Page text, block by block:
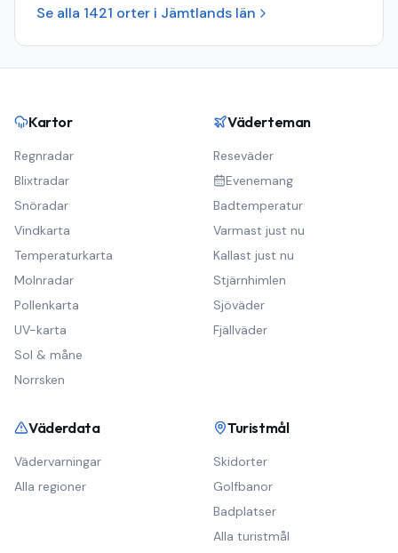
Se alla 1421 orter i Jämtlands län
Kartor
Regnradar
Blixtradar
Snöradar
Vindkarta
Temperaturkarta
Molnradar
Pollenkarta
UV-karta
Sol & måne
Norrsken
Väderteman
Reseväder
Evenemang
Badtemperatur
Varmast just nu
Kallast just nu
Stjärnhimlen
Sjöväder
Fjällväder
Väderdata
Vädervarningar
Alla regioner
Turistmål
Skidorter
Golfbanor
Badplatser
Alla turistmål